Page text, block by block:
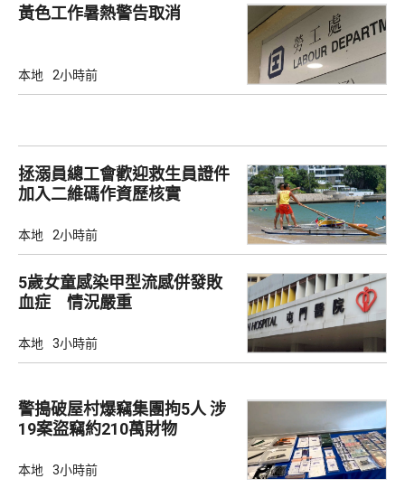
黃色工作暑熱警告取消
本地 2小時前
拯溺員總工會歡迎救生員證件
加入二維碼作資歷核實
本地 2小時前
5歲女童感染甲型流感併發敗
血症 情況嚴重
本地 3小時前
警搗破屋村爆竊集團拘5人 涉
19案盜竊約210萬財物
本地 3小時前